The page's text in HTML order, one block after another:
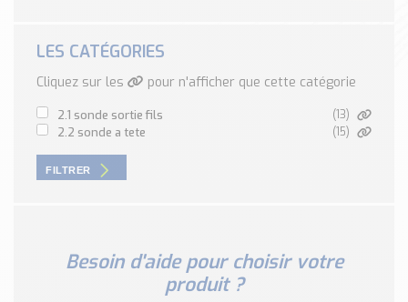
Nos outils et simulateurs
Téléchargement (Logiciels, Documents,..)
Formulaire sonde température
Convertisseur de pression
Formulaire Débitmètre
Calculateur maintien en température
Nos Réalisations
Conseils et Actualités
LES CATÉGORIES
Cliquez sur les pour n'afficher que cette catégorie
2.1 sonde sortie fils (13)
2.2 sonde a tete (15)
FILTRER
Besoin d'aide pour choisir votre
produit ?